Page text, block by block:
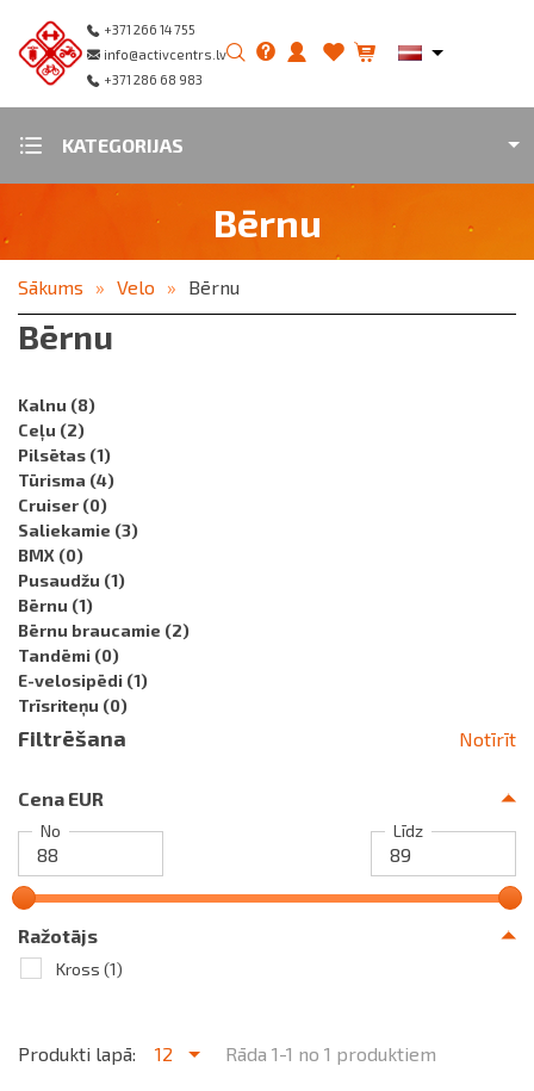
+371 266 14 755
info@activcentrs.lv
+371 286 68 983
KATEGORIJAS
Bērnu
Sākums Velo Bērnu
Bērnu
Kalnu (8)
Ceļu (2)
Pilsētas (1)
Tūrisma (4)
Cruiser (0)
Saliekamie (3)
BMX (0)
Pusaudžu (1)
Bērnu (1)
Bērnu braucamie (2)
Tandēmi (0)
E-velosipēdi (1)
Trīsriteņu (0)
Filtrēšana Notīrīt
Cena EUR
No Līdz
Ražotājs
Kross (1)
Produkti lapā: 12 Rāda 1-1 no 1 produktiem